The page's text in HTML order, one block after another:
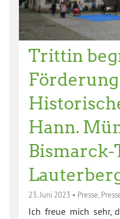
Trittin
Hann.
Bismarck-
23. Juni 2023 • Presse
Ich freue mich sehr,